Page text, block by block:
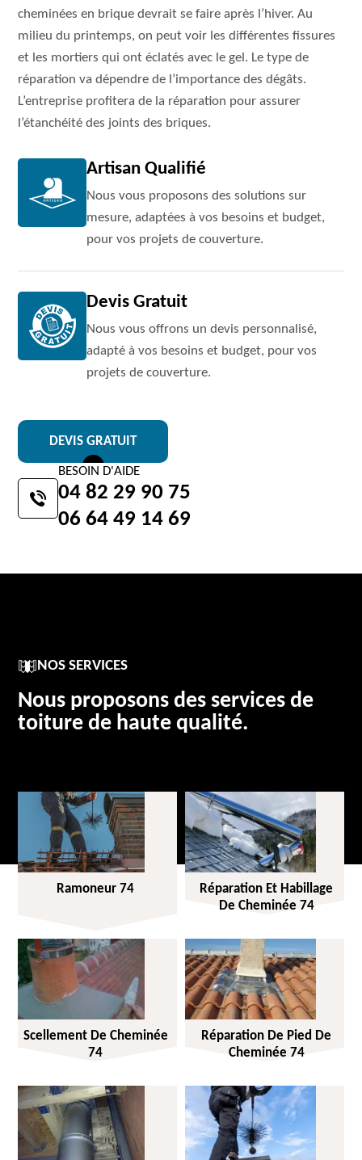
cheminées en brique devrait se faire après l’hiver. Au
milieu du printemps, on peut voir les différentes fissures
et les mortiers qui ont éclatés avec le gel. Le type de
réparation va dépendre de l’importance des dégâts.
L’entreprise profitera de la réparation pour assurer
l’étanchéité des joints des briques.
Artisan Qualifié
Nous vous proposons des solutions sur
mesure, adaptées à vos besoins et budget,
pour vos projets de couverture.
Devis Gratuit
Nous vous offrons un devis personnalisé,
adapté à vos besoins et budget, pour vos
projets de couverture.
DEVIS GRATUIT
BESOIN D'AIDE
04 82 29 90 75
06 64 49 14 69
NOS SERVICES
Nous proposons des services de
toiture de haute qualité.
Ramoneur 74
Réparation Et Habillage
De Cheminée 74
Scellement De Cheminée
74
Réparation De Pied De
Cheminée 74